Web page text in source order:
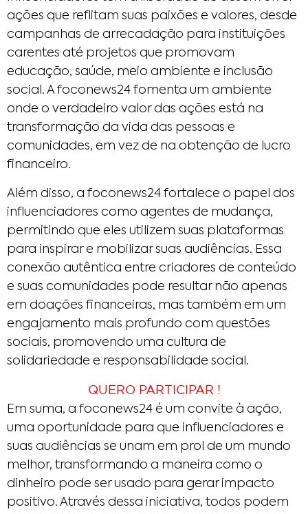
ações que reflitam suas paixões e valores, desde
campanhas de arrecadação para instituições
carentes até projetos que promovam
educação, saúde, meio ambiente e inclusão
social. A foconews24 fomenta um ambiente
onde o verdadeiro valor das ações está na
transformação da vida das pessoas e
comunidades, em vez de na obtenção de lucro
financeiro.
Além disso, a foconews24 fortalece o papel dos
influenciadores como agentes de mudança,
permitindo que eles utilizem suas plataformas
para inspirar e mobilizar suas audiências. Essa
conexão autêntica entre criadores de conteúdo
e suas comunidades pode resultar não apenas
em doações financeiras, mas também em um
engajamento mais profundo com questões
sociais, promovendo uma cultura de
solidariedade e responsabilidade social.
QUERO PARTICIPAR !
Em suma, a foconews24 é um convite à ação,
uma oportunidade para que influenciadores e
suas audiências se unam em prol de um mundo
melhor, transformando a maneira como o
dinheiro pode ser usado para gerar impacto
positivo. Através dessa iniciativa, todos podem